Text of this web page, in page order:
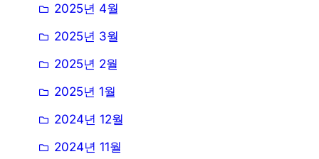
2025년 4월
2025년 3월
2025년 2월
2025년 1월
2024년 12월
2024년 11월